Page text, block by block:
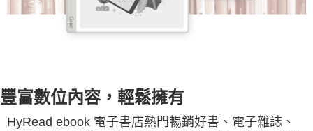
豐富數位內容，輕鬆擁有
HyRead ebook 電子書店熱門暢銷好書、電子雜誌、